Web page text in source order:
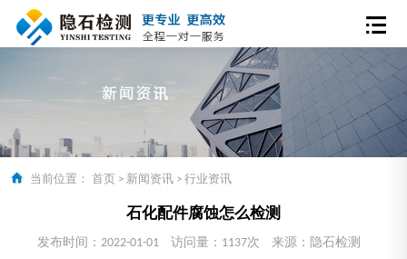
当前位置： 首页 > 新闻资讯 > 行业资讯
石化配件腐蚀怎么检测
发布时间：2022-01-01 访问量：1137次 来源：隐石检测